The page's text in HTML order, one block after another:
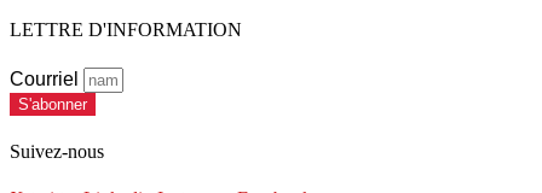
LETTRE D'INFORMATION
Courriel
S'abonner
Suivez-nous